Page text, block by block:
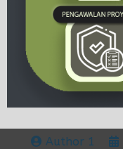
Author 1